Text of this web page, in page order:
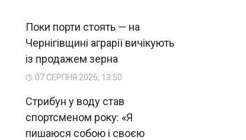
Поки порти стоять — на
Чернігівщині аграрії вичікують
із продажем зерна
07 СЕРПНЯ 2026, 13:50
Стрибун у воду став
спортсменом року: «Я
пишаюся собою і своєю